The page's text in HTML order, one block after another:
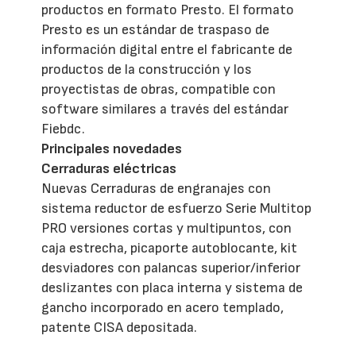
productos en formato Presto. El formato
Presto es un estándar de traspaso de
información digital entre el fabricante de
productos de la construcción y los
proyectistas de obras, compatible con
software similares a través del estándar
Fiebdc.
Principales novedades
Cerraduras eléctricas
Nuevas Cerraduras de engranajes con
sistema reductor de esfuerzo Serie Multitop
PRO versiones cortas y multipuntos, con
caja estrecha, picaporte autoblocante, kit
desviadores con palancas superior/inferior
deslizantes con placa interna y sistema de
gancho incorporado en acero templado,
patente CISA depositada.